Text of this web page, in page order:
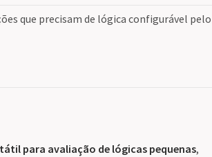
que precisam de lógica configurável pelo
para avaliação de lógicas pequenas,